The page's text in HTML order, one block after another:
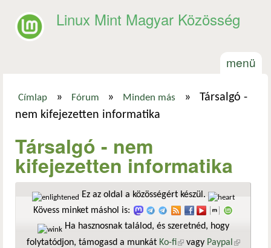
Linux Mint Magyar Közösség
menü
Jelenlegi hely
Címlap » Fórum » Minden más »
Társalgó -
nem kifejezetten informatika
Társalgó - nem
kifejezetten informatika
Ez az oldal a közösségért készül.
Kövess minket máshol is:
Ha hasznosnak találod, és szeretnéd, hogy
folytatódjon, támogasd a munkát Ko-fi(külső hivatkozás)
vagy Paypal